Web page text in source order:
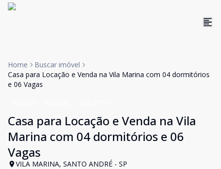
Home
Buscar imóvel
Casa para Locação e Venda na Vila Marina com 04 dormitórios
e 06 Vagas
Casa para Locação e Venda na Vila
Marina com 04 dormitórios e 06
Vagas
VILA MARINA, SANTO ANDRÉ - SP